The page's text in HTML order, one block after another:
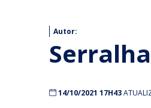
Autor:
14/10/2021 17H43